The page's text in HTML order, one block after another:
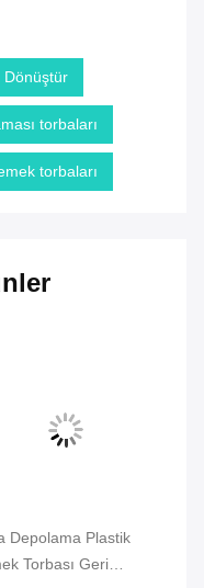
Dönüştür
torbaları
torbaları
Depolama Plastik
Torbası Geri